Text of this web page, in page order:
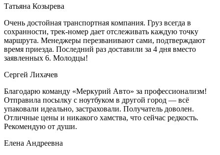
Татьяна Козырева
Очень достойная транспортная компания. Груз всегда в
сохранности, трек-номер дает отслеживать каждую точку
маршрута. Менеджеры перезванивают сами, подтверждают
время приезда. Последний раз доставили за 4 дня вместо
заявленных 6. Молодцы!
Сергей Лихачев
Благодарю команду «Меркурий Авто» за профессионализм!
Отправила посылку с ноутбуком в другой город — всё
упаковали идеально, застраховали. Получатель доволен.
Отличные цены и никакого хамства, что сейчас редкость.
Рекомендую от души.
Елена Андреевна